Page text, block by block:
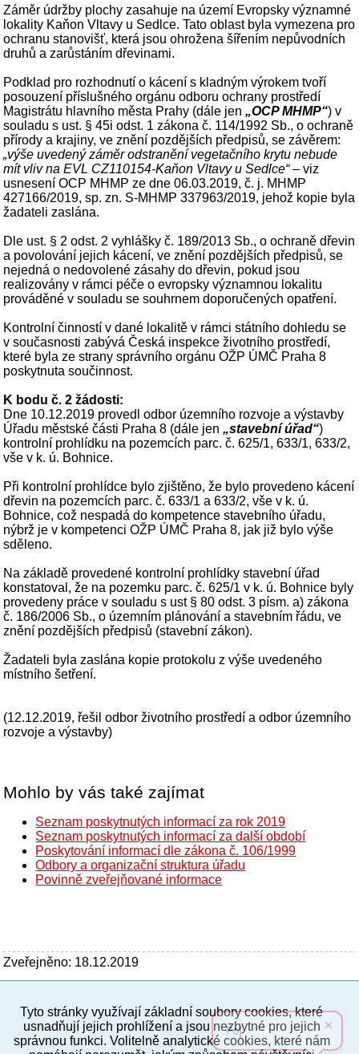
Záměr údržby plochy zasahuje na území Evropsky významné
lokality Kaňon Vltavy u Sedlce. Tato oblast byla vymezena pro
ochranu stanovišť, která jsou ohrožena šířením nepůvodních
druhů a zarůstáním dřevinami.
Podklad pro rozhodnutí o kácení s kladným výrokem tvoří
posouzení příslušného orgánu odboru ochrany prostředí
Magistrátu hlavního města Prahy (dále jen„OCP MHMP“) v
souladu s ust. § 45i odst. 1 zákona č. 114/1992 Sb., o ochraně
přírody a krajiny, ve znění pozdějších předpisů, se závěrem:
„výše uvedený záměr odstranění vegetačního krytu nebude
mít vliv na EVL CZ110154-Kaňon Vltavy u Sedlce“– viz
usnesení OCP MHMP ze dne 06.03.2019, č. j. MHMP
427166/2019, sp. zn. S-MHMP 337963/2019, jehož kopie byla
žadateli zaslána.
Dle ust. § 2 odst. 2 vyhlášky č. 189/2013 Sb., o ochraně dřevin
a povolování jejich kácení, ve znění pozdějších předpisů, se
nejedná o nedovolené zásahy do dřevin, pokud jsou
realizovány v rámci péče o evropsky významnou lokalitu
prováděné v souladu se souhrnem doporučených opatření.
Kontrolní činností v dané lokalitě v rámci státního dohledu se
v současnosti zabývá Česká inspekce životního prostředí,
které byla ze strany správního orgánu OŽP ÚMČ Praha 8
poskytnuta součinnost.
K bodu č. 2 žádosti:
Dne 10.12.2019 provedl odbor územního rozvoje a výstavby
Úřadu městské části Praha 8 (dále jen„stavební úřad“)
kontrolní prohlídku na pozemcích parc. č. 625/1, 633/1, 633/2,
vše v k. ú. Bohnice.
Při kontrolní prohlídce bylo zjištěno, že bylo provedeno kácení
dřevin na pozemcích parc. č. 633/1 a 633/2, vše v k. ú.
Bohnice, což nespadá do kompetence stavebního úřadu,
nýbrž je v kompetenci OŽP ÚMČ Praha 8, jak již bylo výše
sděleno.
Na základě provedené kontrolní prohlídky stavební úřad
konstatoval, že na pozemku parc. č. 625/1 v k. ú. Bohnice byly
provedeny práce v souladu s ust § 80 odst. 3 písm. a) zákona
č. 186/2006 Sb., o územním plánování a stavebním řádu, ve
znění pozdějších předpisů (stavební zákon).
Žadateli byla zaslána kopie protokolu z výše uvedeného
místního šetření.
(12.12.2019, řešil odbor životního prostředí a odbor územního
rozvoje a výstavby)
Mohlo by vás také zajímat
Seznam poskytnutých informací za rok 2019
Seznam poskytnutých informací za další období
Poskytování informací dle zákona č. 106/1999
Odbory a organizační struktura úřadu
Povinně zveřejňované informace
Zveřejněno: 18.12.2019
PC verze ENG
Tyto stránky využívají základní soubory cookies, které
usnadňují jejich prohlížení a jsou nezbytné pro jejich
správnou funkci. Volitelně analytické cookies, které nám